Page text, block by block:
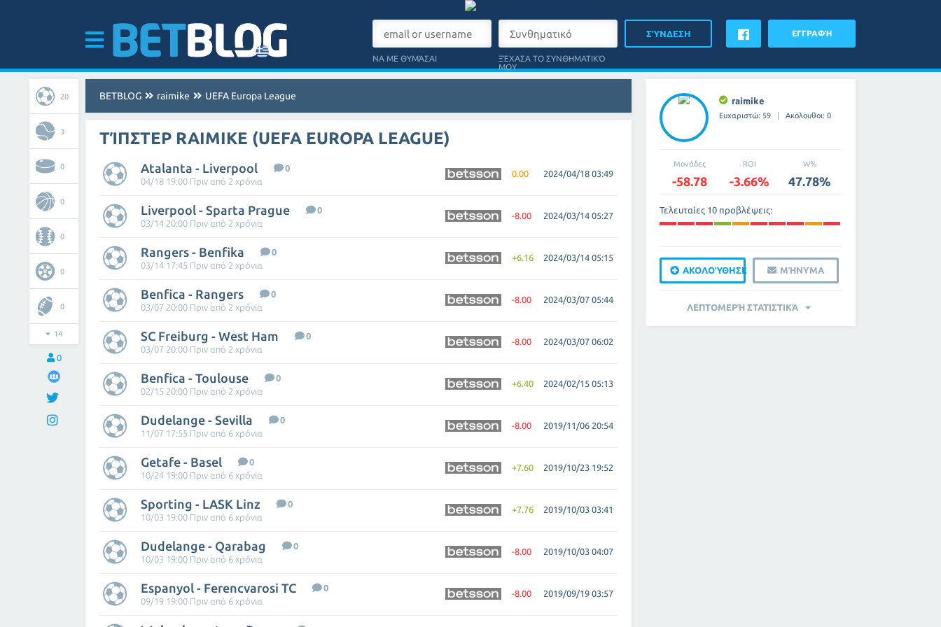
ΝΑ ΜΕ ΘΥΜΆΣΑΙ
ΞΈΧΑΣΑ ΤΟ ΣΥΝΘΗΜΑΤΙΚΌ
ΜΟΥ
ΕΓΓΡΑΦΉ
20
3
0
0
0
0
0
14
0
BETBLOG raimike UEFA Europa League
ΤΊΠΣΤΕΡ RAIMIKE (UEFA EUROPA LEAGUE)
Atalanta - Liverpool
0
04/18 19:00 Πριν από 2 χρόνια
0.00 2024/04/18 03:49
Liverpool - Sparta Prague
0
03/14 20:00 Πριν από 2 χρόνια
-8.00 2024/03/14 05:27
Rangers - Benfika
0
03/14 17:45 Πριν από 2 χρόνια
+6.16 2024/03/14 05:15
Benfica - Rangers
0
03/07 20:00 Πριν από 2 χρόνια
-8.00 2024/03/07 05:44
SC Freiburg - West Ham
0
03/07 20:00 Πριν από 2 χρόνια
-8.00 2024/03/07 06:02
Benfica - Toulouse
0
02/15 20:00 Πριν από 2 χρόνια
+6.40 2024/02/15 05:13
Dudelange - Sevilla
0
11/07 17:55 Πριν από 6 χρόνια
-8.00 2019/11/06 20:54
Getafe - Basel
0
10/24 19:00 Πριν από 6 χρόνια
+7.60 2019/10/23 19:52
Sporting - LASK Linz
0
10/03 19:00 Πριν από 6 χρόνια
+7.76 2019/10/03 03:41
Dudelange - Qarabag
0
10/03 19:00 Πριν από 6 χρόνια
-8.00 2019/10/03 04:07
Espanyol - Ferencvarosi TC
0
09/19 19:00 Πριν από 6 χρόνια
-8.00 2019/09/19 03:57
raimike
Ευχαριστώ: 59 Ακόλουθοι: 0
Μονάδες
-58.78
ROI
-3.66%
W%
47.78%
Τελευταίες 10 προβλέψεις:
ΑΚΟΛΟΎΘΗΣΕ ΜΉΝΥΜΑ
ΛΕΠΤΟΜΕΡΉ ΣΤΑΤΙΣΤΙΚΆ